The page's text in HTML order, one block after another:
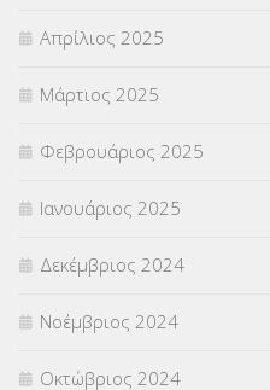
Απρίλιος 2025
Μάρτιος 2025
Φεβρουάριος 2025
Ιανουάριος 2025
Δεκέμβριος 2024
Νοέμβριος 2024
Οκτώβριος 2024